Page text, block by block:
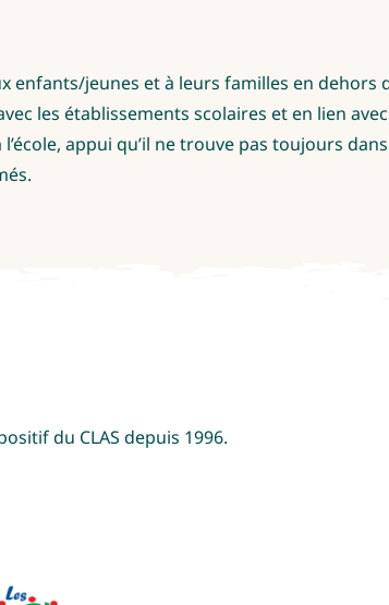
enfants/jeunes et à leurs familles en
les établissements scolaires et en lien
appui qu’il ne trouve pas toujours
du CLAS depuis 1996.